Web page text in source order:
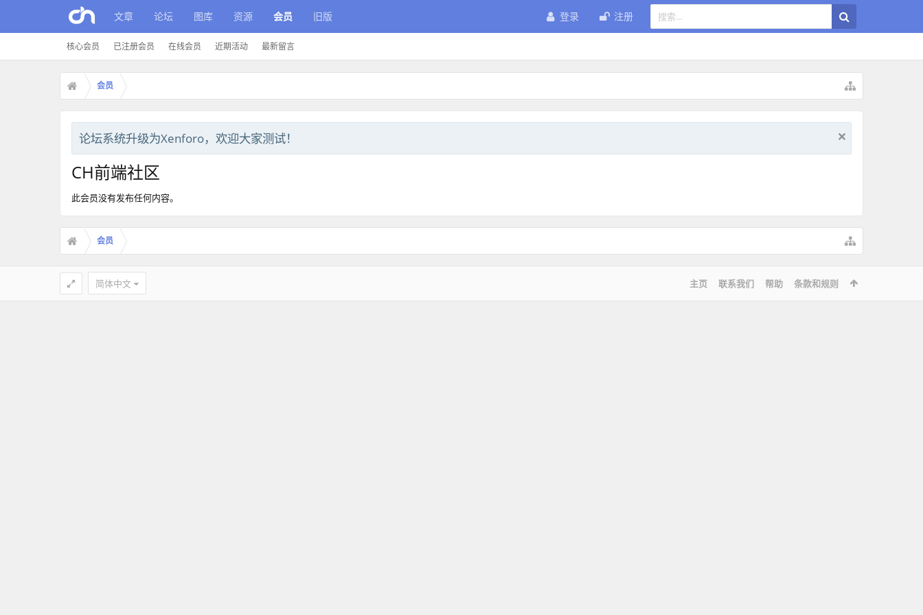
文章 论坛 图库 资源 会员
核心会员 已注册会员 在线会员 近期活动 最新留言
旧版 登录 注册
会员
论坛系统升级为Xenforo，欢迎大家测试！
CH前端社区
此会员没有发布任何内容。
会员
简体中文 主页 联系我们 帮助 条款和规则